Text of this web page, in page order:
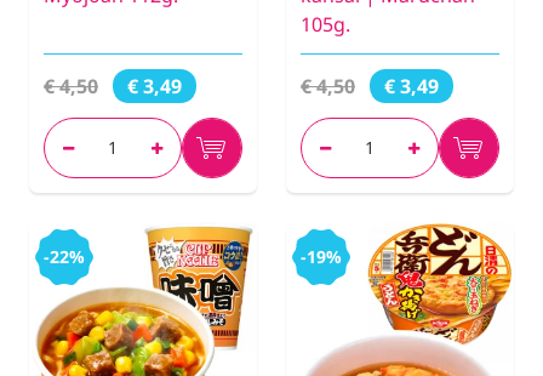
€ 4,50 € 3,49
105g.
€ 4,50 € 3,49
-22% -19%